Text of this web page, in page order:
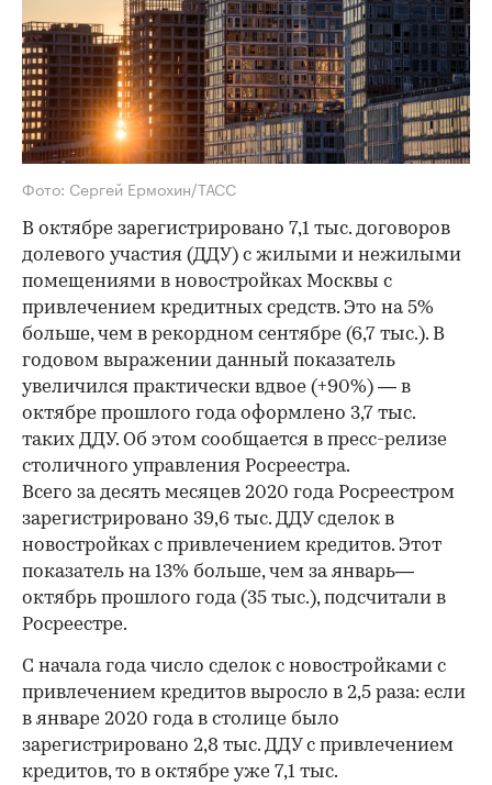
Фото: Сергей Ермохин/ТАСС
В октябре зарегистрировано 7,1 тыс. договоров
долевого участия (ДДУ) с жилыми и нежилыми
помещениями в новостройках Москвы с
привлечением кредитных средств. Это на 5%
больше, чем в рекордном сентябре (6,7 тыс.). В
годовом выражении данный показатель
увеличился практически вдвое (+90%) — в
октябре прошлого года оформлено 3,7 тыс.
таких ДДУ. Об этом сообщается в пресс-релизе
столичного управления Росреестра.
Всего за десять месяцев 2020 года Росреестром
зарегистрировано 39,6 тыс. ДДУ сделок в
новостройках с привлечением кредитов. Этот
показатель на 13% больше, чем за январь—
октябрь прошлого года (35 тыс.), подсчитали в
Росреестре.
С начала года число сделок с новостройками с
привлечением кредитов выросло в 2,5 раза: если
в январе 2020 года в столице было
зарегистрировано 2,8 тыс. ДДУ с привлечением
кредитов, то в октябре уже 7,1 тыс.